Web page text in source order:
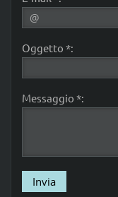
Oggetto *:
Messaggio *: